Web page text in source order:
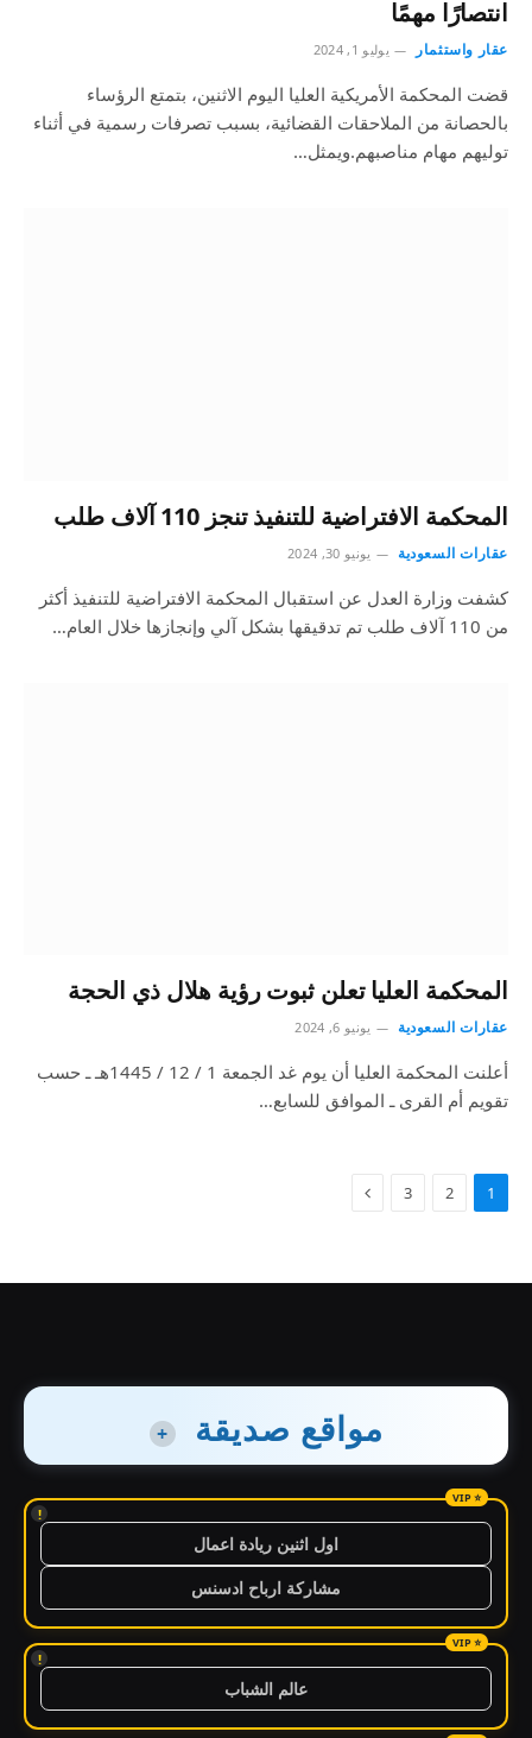
انتصارًا مهمًا
عقار واستثمار يوليو 1, 2024
قضت المحكمة الأمريكية العليا اليوم الاثنين، بتمتع الرؤساء
بالحصانة من الملاحقات القضائية، بسبب تصرفات رسمية في أثناء
توليهم مهام مناصبهم.ويمثل…
المحكمة الافتراضية للتنفيذ تنجز 110 آلاف طلب
عقارات السعودية يونيو 30, 2024
كشفت وزارة العدل عن استقبال المحكمة الافتراضية للتنفيذ أكثر
من 110 آلاف طلب تم تدقيقها بشكل آلي وإنجازها خلال العام…
المحكمة العليا تعلن ثبوت رؤية هلال ذي الحجة
عقارات السعودية يونيو 6, 2024
أعلنت المحكمة العليا أن يوم غد الجمعة 1 / 12 / 1445هـ ـ حسب
تقويم أم القرى ـ الموافق للسابع…
1
2
3
مواقع صديقة +
!
اول اثنين ريادة اعمال
مشاركة ارباح ادسنس
!
عالم الشباب